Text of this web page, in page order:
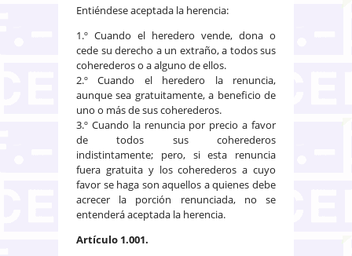
Entiéndese aceptada la herencia:
1.º Cuando el heredero vende, dona o
cede su derecho a un extraño, a todos sus
coherederos o a alguno de ellos.
2.º Cuando el heredero la renuncia,
aunque sea gratuitamente, a beneficio de
uno o más de sus coherederos.
3.º Cuando la renuncia por precio a favor
de todos sus coherederos
indistintamente; pero, si esta renuncia
fuera gratuita y los coherederos a cuyo
favor se haga son aquellos a quienes debe
acrecer la porción renunciada, no se
entenderá aceptada la herencia.
Artículo 1.001.